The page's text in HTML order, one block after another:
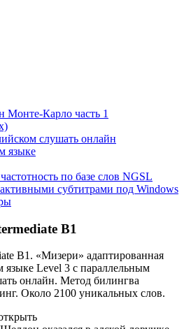
Монте-Карло часть 1
слушать онлайн
языке
по базе слов NGSL
субтитрами под Windows
B1
B1. «Мизери» адаптированная
языке Level 3 с параллельным
онлайн. Метод билингва
Около 2100 уникальных слов.